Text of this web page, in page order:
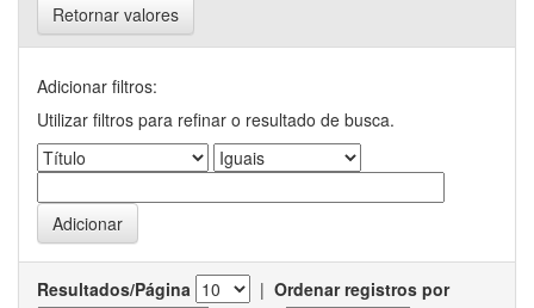
Retornar valores
Adicionar filtros:
Utilizar filtros para refinar o resultado de busca.
Resultados/Página | Ordenar registros por